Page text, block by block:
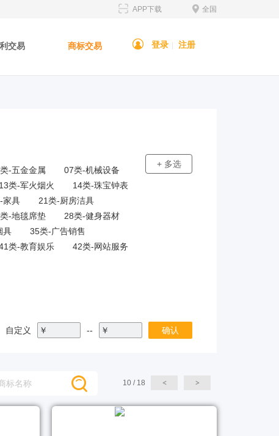
全国
APP下载
交易 商标交易 登录 注册
-五金金属
07类-机械设备
13类-军火烟火
14类-珠宝钟表
家具
21类-厨房洁具
-地毯席垫
28类-健身器材
具
35类-广告销售
类-教育娱乐
42类-网站服务
+ 多选
自定义 ￥ -- ￥ 确认
10 / 18